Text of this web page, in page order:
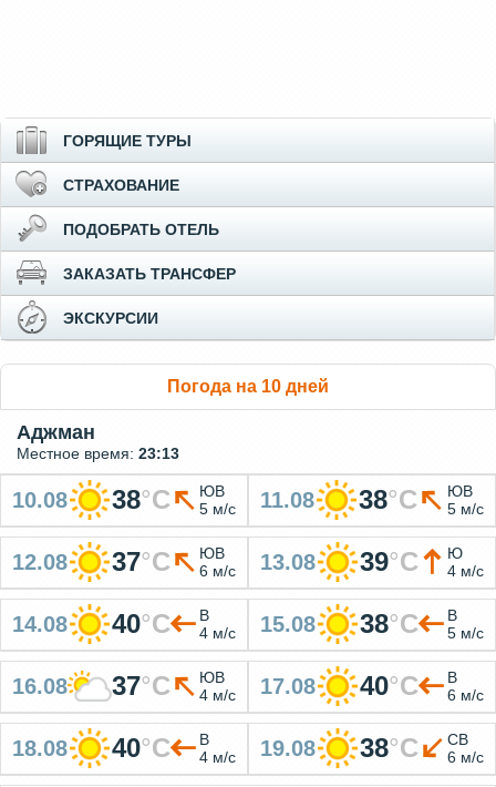
ГОРЯЩИЕ ТУРЫ
СТРАХОВАНИЕ
ПОДОБРАТЬ ОТЕЛЬ
ЗАКАЗАТЬ ТРАНСФЕР
ЭКСКУРСИИ
Погода на 10 дней
Аджман
Местное время: 23:13
10.08 38°C
ЮВ
5 м/с
11.08 38°C
ЮВ
5 м/с
12.08 37°C
ЮВ
6 м/с
13.08 39°C
Ю
4 м/с
14.08 40°C
В
4 м/с
15.08 38°C
В
5 м/с
16.08 37°C
ЮВ
4 м/с
17.08 40°C
В
6 м/с
18.08 40°C
В
4 м/с
19.08 38°C
СВ
6 м/с